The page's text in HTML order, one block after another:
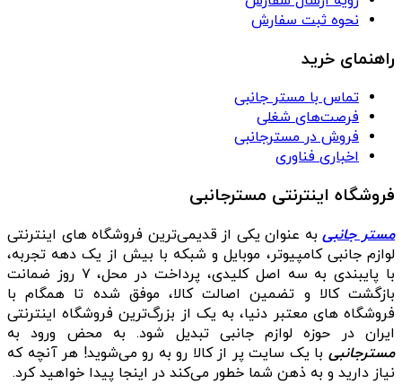
نحوه ثبت سفارش
راهنمای خرید
تماس با مستر جانبی
فرصت‌های شغلی
فروش در مسترجانبی
اخباری فناوری
فروشگاه اینترنتی مسترجانبی
مستر جانبیبه عنوان یکی از قدیمی‌ترین فروشگاه های اینترنتی
لوازم جانبی کامپیوتر، موبایل و شبکه با بیش از یک دهه تجربه،
با پایبندی به سه اصل کلیدی، پرداخت در محل، ۷ روز ضمانت
بازگشت کالا و تضمین اصالت کالا، موفق شده تا همگام با
فروشگاه‌ های معتبر دنیا، به یک از بزرگ‌ترین فروشگاه اینترنتی
ایران در حوزه لوازم جانبی تبدیل شود. به محض ورود به
مسترجانبی با یک سایت پر از کالا رو به رو می‌شوید! هر آنچه که
نیاز دارید و به ذهن شما خطور می‌کند در اینجا پیدا خواهید کرد.